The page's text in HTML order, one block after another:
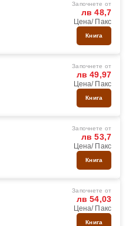
Започнете от
лв 48,7
Цена/ Пакс
Книга
Започнете от
лв 49,97
Цена/ Пакс
Книга
Започнете от
лв 53,7
Цена/ Пакс
Книга
Започнете от
лв 54,03
Цена/ Пакс
Книга